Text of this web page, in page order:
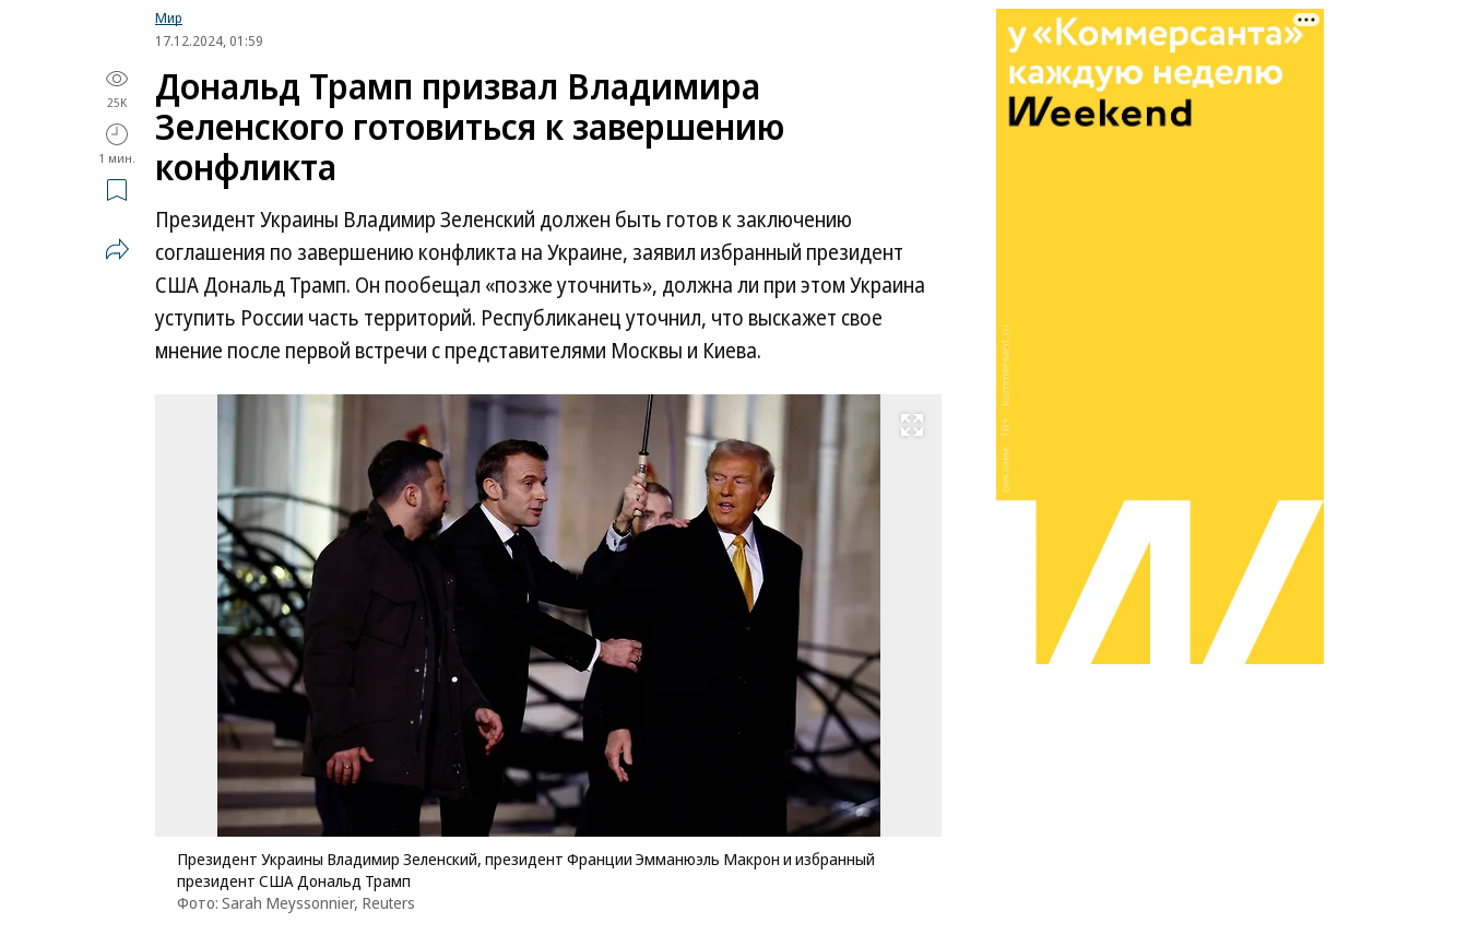
Мир
17.12.2024, 01:59
25K
1 мин.
Дональд Трамп призвал Владимира
Зеленского готовиться к завершению
конфликта
Президент Украины Владимир Зеленский должен быть готов к заключению
соглашения по завершению конфликта на Украине, заявил избранный президент
США Дональд Трамп. Он пообещал «позже уточнить», должна ли при этом Украина
уступить России часть территорий. Республиканец уточнил, что выскажет свое
мнение после первой встречи с представителями Москвы и Киева.
Развернуть на весь экран
Президент Украины Владимир Зеленский, президент Франции Эмманюэль Макрон и избранный
президент США Дональд Трамп
Фото: Sarah Meyssonnier, Reuters
Президент
Украины